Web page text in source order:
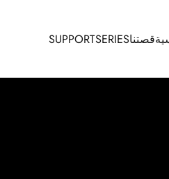
قصتناSERIES
SUPPORT